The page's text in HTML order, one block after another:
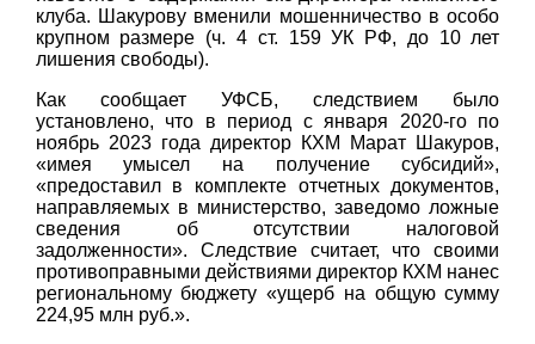
клуба. Шакурову вменили мошенничество в особо
крупном размере (ч. 4 ст. 159 УК РФ, до 10 лет
лишения свободы).
Как сообщает УФСБ, следствием было
установлено, что в период с января 2020-го по
ноябрь 2023 года директор КХМ Марат Шакуров,
«имея умысел на получение субсидий»,
«предоставил в комплекте отчетных документов,
направляемых в министерство, заведомо ложные
сведения об отсутствии налоговой
задолженности». Следствие считает, что своими
противоправными действиями директор КХМ нанес
региональному бюджету «ущерб на общую сумму
224,95 млн руб.».